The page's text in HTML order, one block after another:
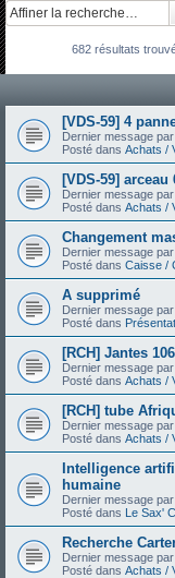
682 résultats
[VDS-59] 4
Dernier message par
Posté dans Achats /
[VDS-59]
Dernier message par
Posté dans Achats /
Changement
Dernier message par
Posté dans Caisse /
A supprimé
Dernier message par
Posté dans
[RCH] Jantes
Dernier message par
Posté dans Achats /
[RCH] tube
Dernier message par
Posté dans Achats /
Intelligence
humaine
Dernier message par
Posté dans Le Sax'
Recherche
Dernier message par
Posté dans Achats /